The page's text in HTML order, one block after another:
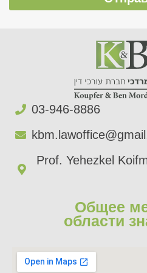
03-946-8886​
Prof. Yehezkel
Общее
главный
области
Ущерб имуществу​